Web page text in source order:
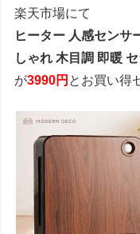
楽天市場にて
ヒーター 人感センサ
しゃれ 木目調 即暖
が3990円 とお買い得